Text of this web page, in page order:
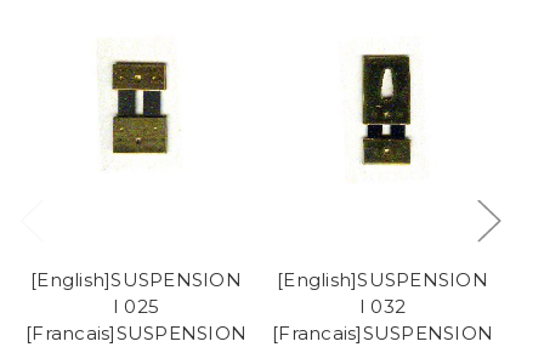
[English]SUSPENSION
I 025
[Francais]SUSPENSION
[English]SUSPENSION
I 032
[Francais]SUSPENSION